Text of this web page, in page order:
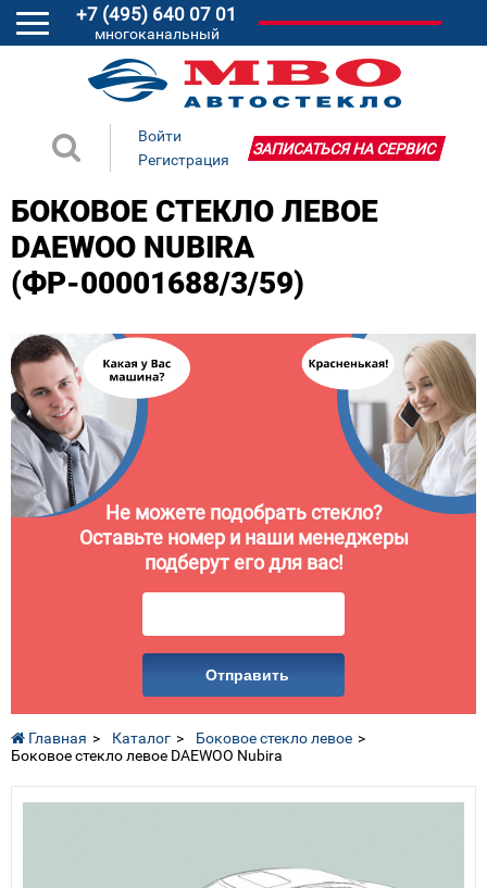
+7 (495) 640 07 01
многоканальный
Войти
Регистрация
ЗАПИСАТЬСЯ НА СЕРВИС
БОКОВОЕ СТЕКЛО ЛЕВОЕ
DAEWOO NUBIRA
(ФР-00001688/3/59)
Не можете подобрать стекло?
Оставьте номер и наши менеджеры
подберут его для вас!
Отправить
Главная Каталог
Боковое стекло левое
Боковое стекло левое DAEWOO Nubira